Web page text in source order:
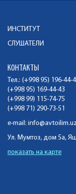
ИНСТИТУТ
СЛУШАТЕЛИ
КОНТАКТЫ
Тел.: (+998 95) 196-44-
(+998 95) 169-44-43
(+998 99) 115-74-75
(+998 71) 290-73-51
e-mail:
Ул. Мумтоз, дом 5а,
показать на карте